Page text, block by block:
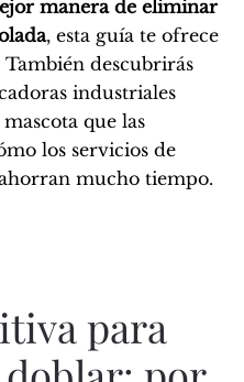
manera de eliminar
, esta guía te ofrece
También descubrirás
industriales
que las
los servicios de
mucho tiempo.
para